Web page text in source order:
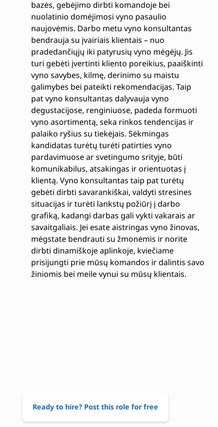
bazės, gebėjimo dirbti komandoje bei
nuolatinio domėjimosi vyno pasaulio
naujovėmis. Darbo metu vyno konsultantas
bendrauja su įvairiais klientais – nuo
pradedančiųjų iki patyrusių vyno mėgėjų. Jis
turi gebėti įvertinti kliento poreikius, paaiškinti
vyno savybes, kilmę, derinimo su maistu
galimybes bei pateikti rekomendacijas. Taip
pat vyno konsultantas dalyvauja vyno
degustacijose, renginiuose, padeda formuoti
vyno asortimentą, seka rinkos tendencijas ir
palaiko ryšius su tiekėjais. Sėkmingas
kandidatas turėtų turėti patirties vyno
pardavimuose ar svetingumo srityje, būti
komunikabilus, atsakingas ir orientuotas į
klientą. Vyno konsultantas taip pat turėtų
gebėti dirbti savarankiškai, valdyti stresines
situacijas ir turėti lankstų požiūrį į darbo
grafiką, kadangi darbas gali vykti vakarais ar
savaitgaliais. Jei esate aistringas vyno žinovas,
mėgstate bendrauti su žmonėmis ir norite
dirbti dinamiškoje aplinkoje, kviečiame
prisijungti prie mūsų komandos ir dalintis savo
žiniomis bei meile vynui su mūsų klientais.
Ready to hire? Post this role for free